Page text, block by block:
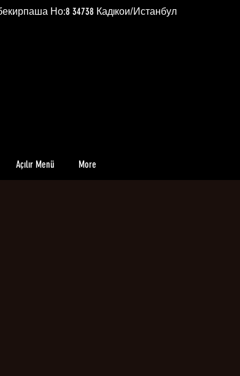
Но:8 34738 Кадıкои/Истанбул
Açılır Menü More